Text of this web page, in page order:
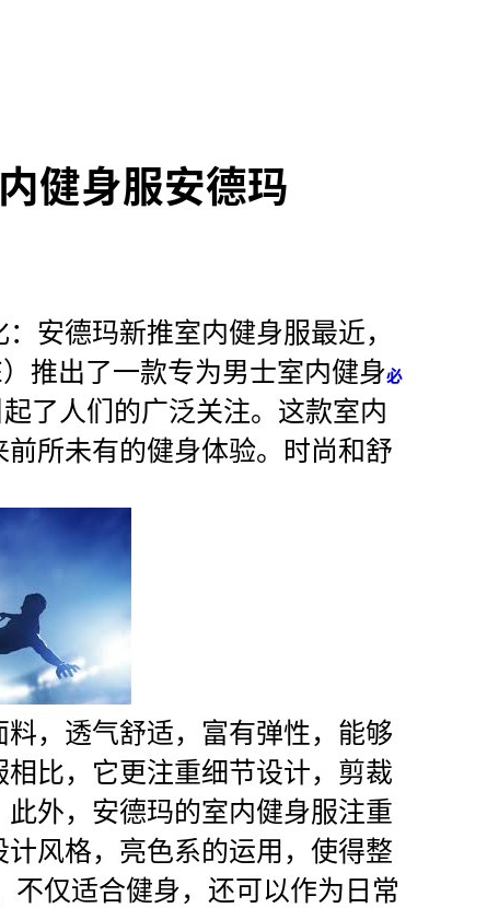
健身服安德玛
安德玛新推室内健身服最近，
推出了一款专为男士室内健身必
了人们的广泛关注。这款室内
所未有的健身体验。时尚和舒
，透气舒适，富有弹性，能够
比，它更注重细节设计，剪裁
外，安德玛的室内健身服注重
风格，亮色系的运用，使得整
不仅适合健身，还可以作为日常